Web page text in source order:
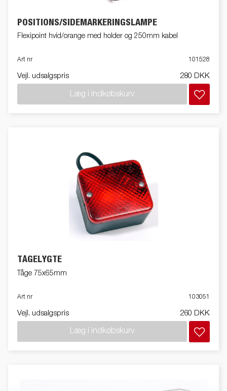
POSITIONS/SIDEMARKERINGSLAMPE
Flexipoint hvid/orange med holder og 250mm kabel
Art nr 101528
Vejl. udsalgspris 280 DKK
Læg i indkøbskurv
TÅGELYGTE
Tåge 75x65mm
Art nr 103051
Vejl. udsalgspris 260 DKK
Læg i indkøbskurv